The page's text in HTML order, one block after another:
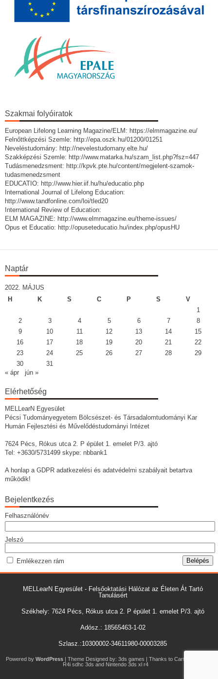
Szakmai folyóiratok
European Lifelong Learning Magazine/ELM: https://elmmagazine.eu/
Felnőttképzési Szemle: http://epa.oszk.hu/01200/01251
Neveléstudomány: http://nevelestudomany.elte.hu/
Szakképzési Szemle: http://www.matarka.hu/szam_list.php?fsz=447
Tudásmenedzsment: http://kpvk.pte.hu/content/megjelent-szamok-
tudasmenedzsment
EDUCATIO: http://www.hier.iif.hu/hu/educatio.php
International Journal of Lifelong Education:
http://www.tandfonline.com/loi/tled20
International Review of Education:
ELM MAGAZINE: http://www.elmmagazine.eu/theme-issues/
Opus et Educatio: http://opuseteducatio.hu/index.php/opusHU
Naptár
2022. MÁJUS
H
K S C P S
V
1
2
3 4 5 6 7
8
9
10 11 12 13 14
15
16
17 18 19 20 21
22
23
24 25 26 27 28
29
30
31
« ápr
jún »
Elérhetőség
MELLearN Egyesület
Pécsi Tudományegyetem Bölcsészet- és Társadalomtudományi Kar
Humán Fejlesztési és Művelődéstudományi Intézet
7624 Pécs, Rókus utca 2. P épület 1. emelet P/3. ajtó
Tel: +3630/5731499 skype: nbbank1
A honlap a GDPR adatkezelési és adatvédelmi szabályait betartva
működik!
Bejelentkezés
Felhasználónév
Jelszó
Emlékezzen rám
MELLearN Egyesület - Felsőoktatási Hálózat az Életen Át Tartó
Tanulásért
Székhely: 7624 Pécs, Rókus utca 2. P épület 1. emelet P/3. ajtó
Adósz.: 18565463-1-02
Szlasz.:10300002-34611980-00003285
Powered by WordPress| Theme Designed by: 3ds games | Thanks to Carte r4 3ds
R4i sdhc 3ds and Nintendo 3ds xl r4